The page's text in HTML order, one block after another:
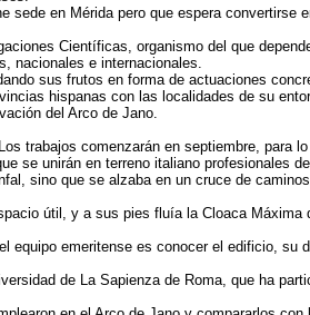
en Mérida pero que espera convertirse
Científicas, organismo del que
nacionales e internacionales.
sus frutos en forma de actuaciones
hispanas con las localidades de su
del Arco de Jano.
trabajos comenzarán en septiembre, para
se unirán en terreno italiano profesionales
sino que se alzaba en un cruce de
útil, y a sus pies fluía la Cloaca Máxima
equipo emeritense es conocer el edificio, su
de La Sapienza de Roma, que ha